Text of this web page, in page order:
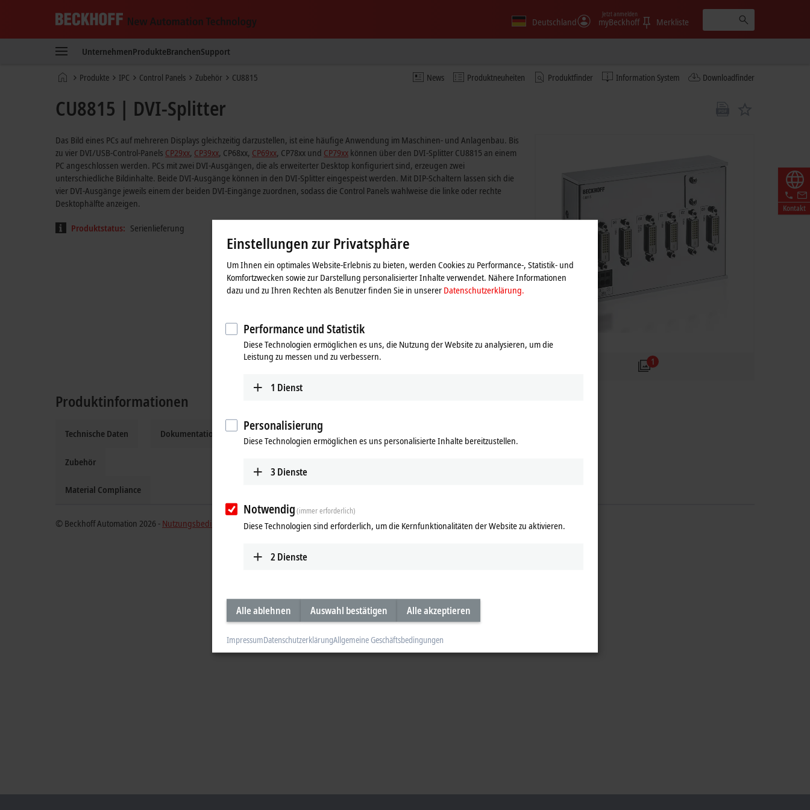
New
Technology
Deutschland myBeckhoff
Jetzt anmelden
Merkliste
UnternehmenProdukteBranchenSupport
News Produktneuheiten Produktfinder Information System Downloadfinder
StartseiteProdukte IPC Control Panels Zubehör CU8815
Kontakt
CU8815 | DVI-Splitter
1
Das Bild eines PCs auf mehreren Displays gleichzeitig darzustellen, ist eine häufige Anwendung im Maschinen- und Anlagenbau. Bis
zu vier DVI/USB-Control-Panels CP29xx, CP39xx, CP68xx, CP69xx, CP78xx und CP79xx können über den DVI-Splitter CU8815 an einem
PC angeschlossen werden. PCs mit zwei DVI-Ausgängen, die als erweiterter Desktop konfiguriert sind, erzeugen zwei
unterschiedliche Bildinhalte. Beide DVI-Ausgänge können in den DVI-Splitter eingespeist werden. Mit DIP-Schaltern lassen sich die
vier DVI-Ausgänge jeweils einem der beiden DVI-Eingänge zuordnen, sodass die Control Panels wahlweise die linke oder rechte
Desktophälfte anzeigen.
Produktstatus: Serienlieferung
Produktinformationen
Technische Daten
Zubehör
Material Compliance
Dokumentation und Downloads Ergänzende Produkte
© Beckhoff Automation 2026 - Nutzungsbedingungen
Einstellungen zur Privatsphäre
Um Ihnen ein optimales Website-Erlebnis zu bieten, werden Cookies zu Performance-, Statistik- und
Komfortzwecken sowie zur Darstellung personalisierter Inhalte verwendet. Nähere Informationen
dazu und zu Ihren Rechten als Benutzer finden Sie in unserer Datenschutzerklärung.
Performance und Statistik
Diese Technologien ermöglichen es uns, die Nutzung der Website zu analysieren, um die
Leistung zu messen und zu verbessern.
1 Dienst
Personalisierung
Diese Technologien ermöglichen es uns personalisierte Inhalte bereitzustellen.
3 Dienste
Notwendig(immer erforderlich)
Diese Technologien sind erforderlich, um die Kernfunktionalitäten der Website zu aktivieren.
2 Dienste
Alle ablehnen Auswahl bestätigen Alle akzeptieren
ImpressumDatenschutzerklärungAllgemeine Geschäftsbedingungen